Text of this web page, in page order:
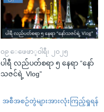
၀၉ ေဖေဖာ္၀ါရီ၊ ၂၀၂၅
ပါရီ လည်ပတ်စရာ ၅ နေရာ “နော်
သဇင်ရဲ့ Vlog”
အစီအစဉ်တွဲများအားလုံးကြည့်ရှုရန်